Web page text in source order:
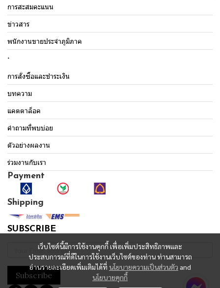
เว็บไซต์นี้มีการใช้งานคุกกี้ เพื่อเพิ่มประสิทธิภาพและ
ประสบการณ์ที่ดีในการใช้งานเว็บไซต์ของท่าน ท่านสามารถ
อ่านรายละเอียดเพิ่มเติมได้ที่ นโยบายความเป็นส่วนตัว and
นโยบายคุกกี้
การสะสมคะแนน
ข่าวสาร
พนักงานขายประจำภูมิภาค
.
การสั่งซื้อและชำระเงิน
บทความ
แคตตาล็อค
คำถามที่พบบ่อย
ตัวอย่างผลงาน
ร่วมงานกับเรา
Payment
Shipping
SUBSCRIBE
Subscribe